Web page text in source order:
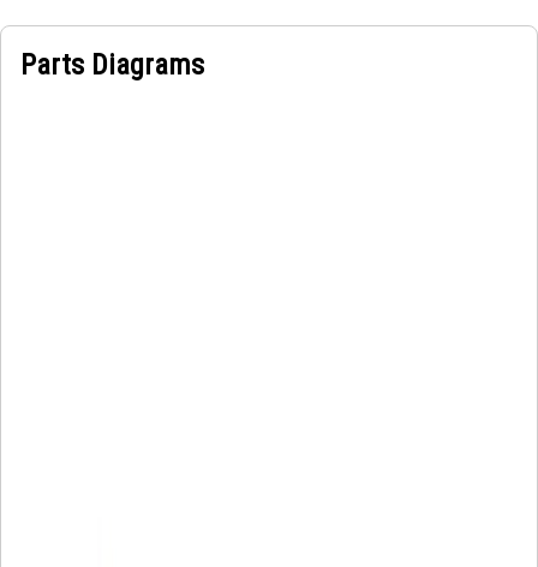
Parts Diagrams